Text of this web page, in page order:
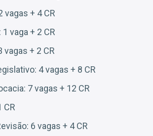
vagas + 4 CR
vaga + 2 CR
vagas + 2 CR
4 vagas + 8 CR
7 vagas + 12 CR
CR
6 vagas + 4 CR